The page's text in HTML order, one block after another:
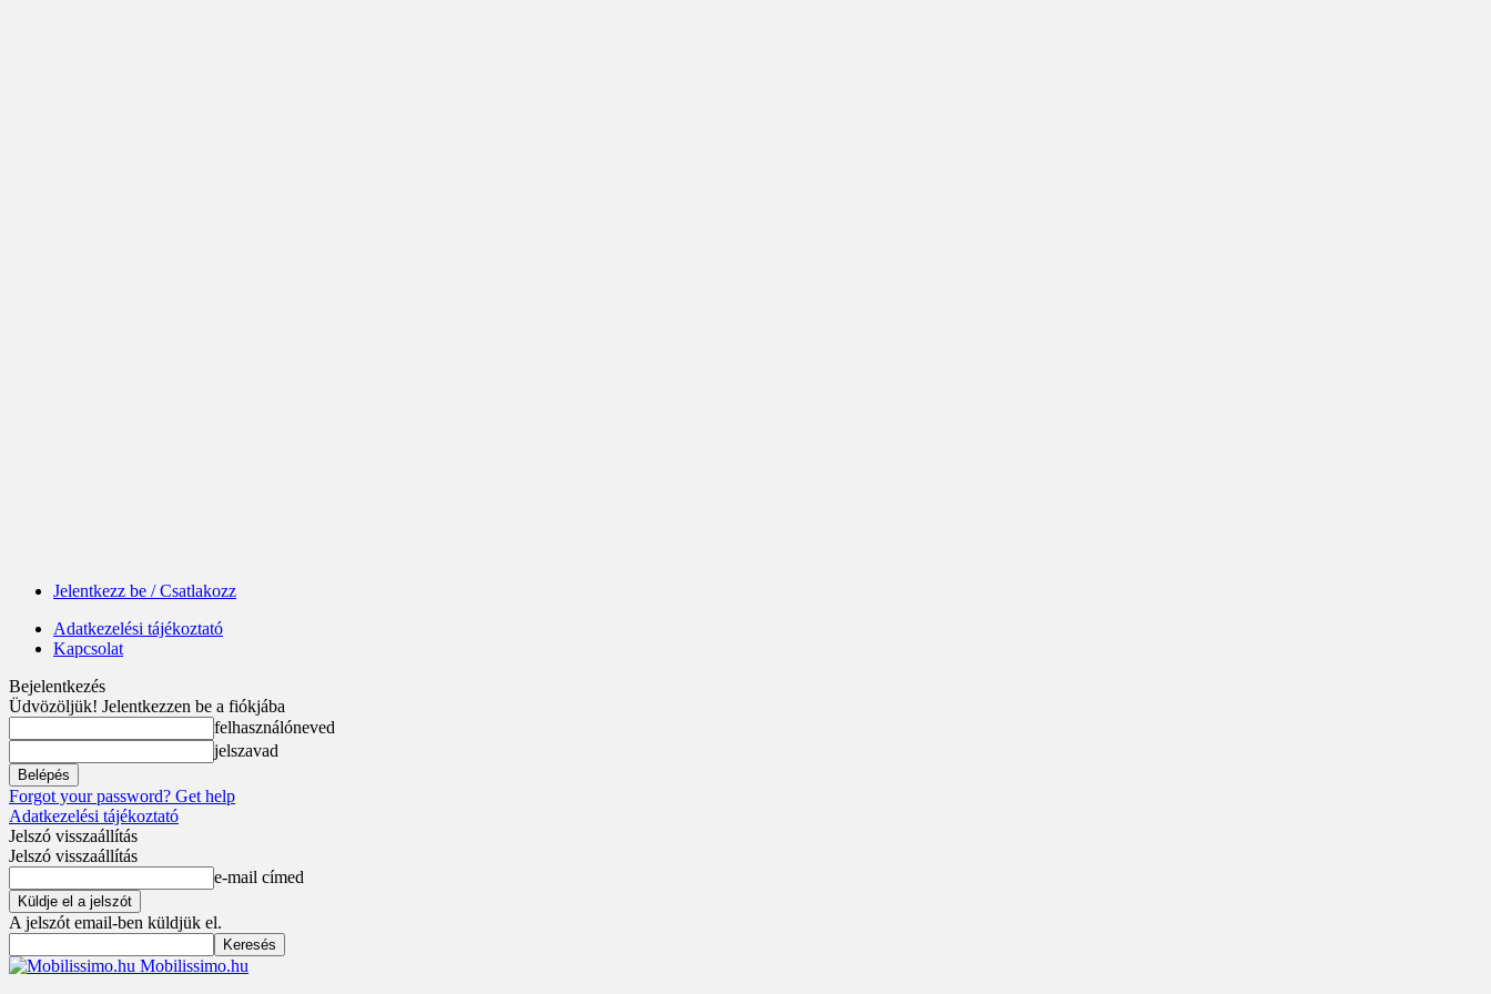
Jelentkezz be / Csatlakozz
Adatkezelési tájékoztató
Kapcsolat
Bejelentkezés
Üdvözöljük! Jelentkezzen be a fiókjába
felhasználóneved
jelszavad
Forgot your password? Get help
Adatkezelési tájékoztató
Jelszó visszaállítás
Jelszó visszaállítás
e-mail címed
A jelszót email-ben küldjük el.
Mobilissimo.hu